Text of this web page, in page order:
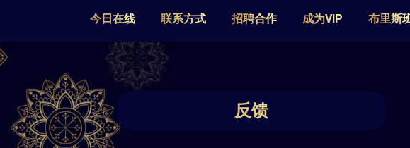
今日在线 联系方式 招聘合作 成为VIP 布里斯
反馈